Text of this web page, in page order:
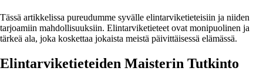
Tässä artikkelissa pureudumme syvälle elintarviketieteisiin ja niiden
tarjoamiin mahdollisuuksiin. Elintarviketieteet ovat monipuolinen ja
tärkeä ala, joka koskettaa jokaista meistä päivittäisessä elämässä.
Elintarviketieteiden Maisterin Tutkinto